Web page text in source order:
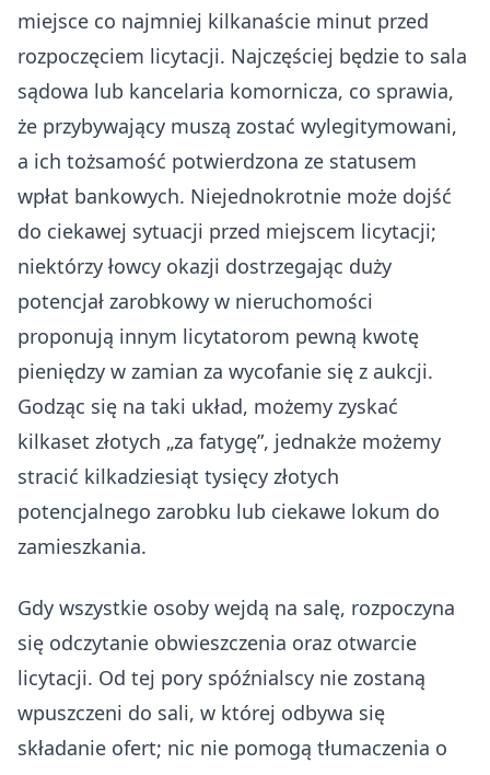
miejsce co najmniej kilkanaście minut przed
rozpoczęciem licytacji. Najczęściej będzie to sala
sądowa lub kancelaria komornicza, co sprawia,
że przybywający muszą zostać wylegitymowani,
a ich tożsamość potwierdzona ze statusem
wpłat bankowych. Niejednokrotnie może dojść
do ciekawej sytuacji przed miejscem licytacji;
niektórzy łowcy okazji dostrzegając duży
potencjał zarobkowy w nieruchomości
proponują innym licytatorom pewną kwotę
pieniędzy w zamian za wycofanie się z aukcji.
Godząc się na taki układ, możemy zyskać
kilkaset złotych „za fatygę”, jednakże możemy
stracić kilkadziesiąt tysięcy złotych
potencjalnego zarobku lub ciekawe lokum do
zamieszkania.
Gdy wszystkie osoby wejdą na salę, rozpoczyna
się odczytanie obwieszczenia oraz otwarcie
licytacji. Od tej pory spóźnialscy nie zostaną
wpuszczeni do sali, w której odbywa się
składanie ofert; nic nie pomogą tłumaczenia o